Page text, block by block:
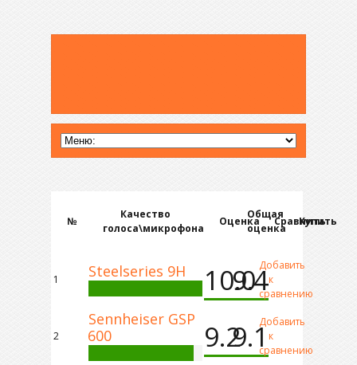
№
Качество
голоса\микрофона
Оценка
Общая
оценка
Сравнить
Купить
1 Steelseries 9H 10.0
9.4Добавить
к
сравнению
2
Sennheiser GSP
600
9.29.1Добавить
к
сравнению